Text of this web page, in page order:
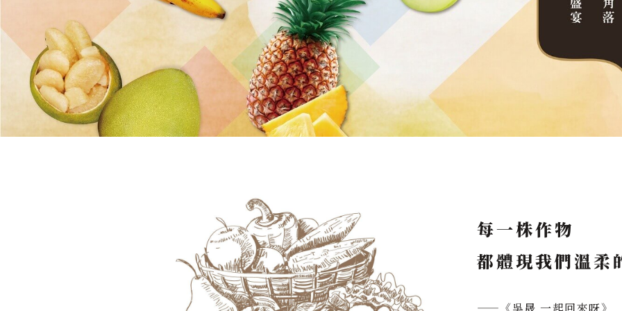
每一株作物
都體現我們溫柔
——《吳晟 一起回來呀》